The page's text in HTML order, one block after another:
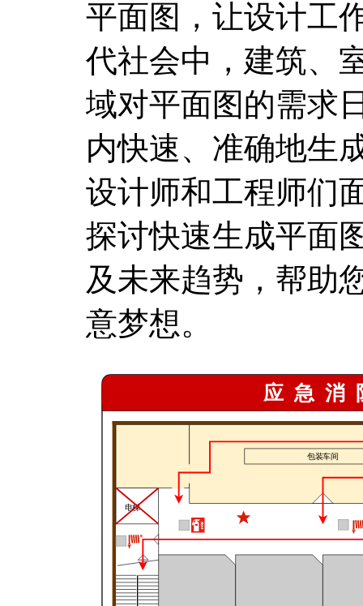
平面图，让设计工
代社会中，建筑、
域对平面图的需求
内快速、准确地生
设计师和工程师们
探讨快速生成平面
及未来趋势，帮助
意梦想。